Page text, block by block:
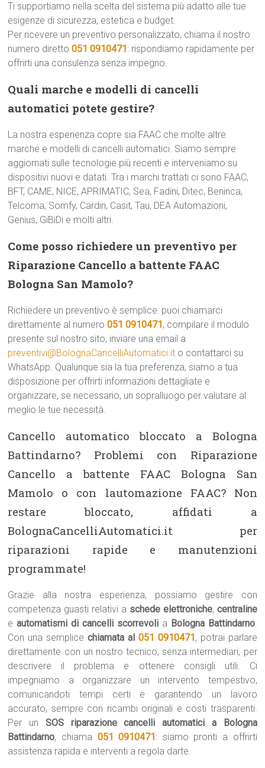
Ti supportiamo nella scelta del sistema più adatto alle tue
esigenze di sicurezza, estetica e budget.
Per ricevere un preventivo personalizzato, chiama il nostro
numero diretto051 0910471: rispondiamo rapidamente per
offrirti una consulenza senza impegno.
Quali marche e modelli di cancelli
automatici potete gestire?
La nostra esperienza copre sia FAAC che molte altre
marche e modelli di cancelli automatici. Siamo sempre
aggiornati sulle tecnologie più recenti e interveniamo su
dispositivi nuovi e datati. Tra i marchi trattati ci sono FAAC,
BFT, CAME, NICE, APRIMATIC, Sea, Fadini, Ditec, Beninca,
Telcoma, Somfy, Cardin, Casit, Tau, DEA Automazioni,
Genius, GiBiDi e molti altri.
Come posso richiedere un preventivo per
Riparazione Cancello a battente FAAC
Bologna San Mamolo?
Richiedere un preventivo è semplice: puoi chiamarci
direttamente al numero051 0910471, compilare il modulo
presente sul nostro sito, inviare una email a
preventivi@BolognaCancelliAutomatici.it o contattarci su
WhatsApp. Qualunque sia la tua preferenza, siamo a tua
disposizione per offrirti informazioni dettagliate e
organizzare, se necessario, un sopralluogo per valutare al
meglio le tue necessità.
Cancello automatico bloccato a Bologna
Battindarno? Problemi con Riparazione
Cancello a battente FAAC Bologna San
Mamolo o con lautomazione FAAC? Non
restare bloccato, affidati a
BolognaCancelliAutomatici.it per
riparazioni rapide e manutenzioni
programmate!
Grazie alla nostra esperienza, possiamo gestire con
competenza guasti relativi a schede elettroniche, centraline
eautomatismi di cancelli scorrevolia Bologna Battindarno.
Con una semplicechiamata al 051 0910471, potrai parlare
direttamente con un nostro tecnico, senza intermediari, per
descrivere il problema e ottenere consigli utili. Ci
impegniamo a organizzare un intervento tempestivo,
comunicandoti tempi certi e garantendo un lavoro
accurato, sempre con ricambi originali e costi trasparenti.
Per un SOS riparazione cancelli automatici a Bologna
Battindarno, chiama 051 0910471: siamo pronti a offrirti
assistenza rapida e interventi a regola darte.